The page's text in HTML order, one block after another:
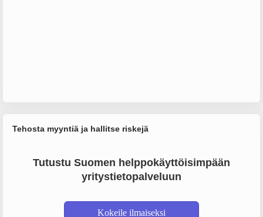
Tehosta myyntiä ja hallitse riskejä
Tutustu Suomen helppokäyttöisimpään
yritystietopalveluun
Kokeile ilmaiseksi